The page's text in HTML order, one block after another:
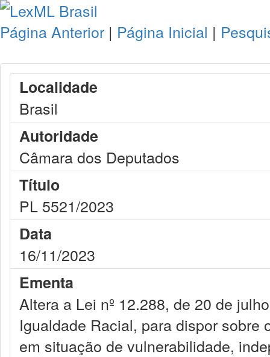
Página Anterior | Página Inicial |
Localidade
Brasil
Autoridade
Câmara dos Deputados
Título
PL 5521/2023
Data
16/11/2023
Ementa
Altera a Lei nº 12.288, de 20 de
Igualdade Racial, para dispor
em situação de vulnerabilidade,